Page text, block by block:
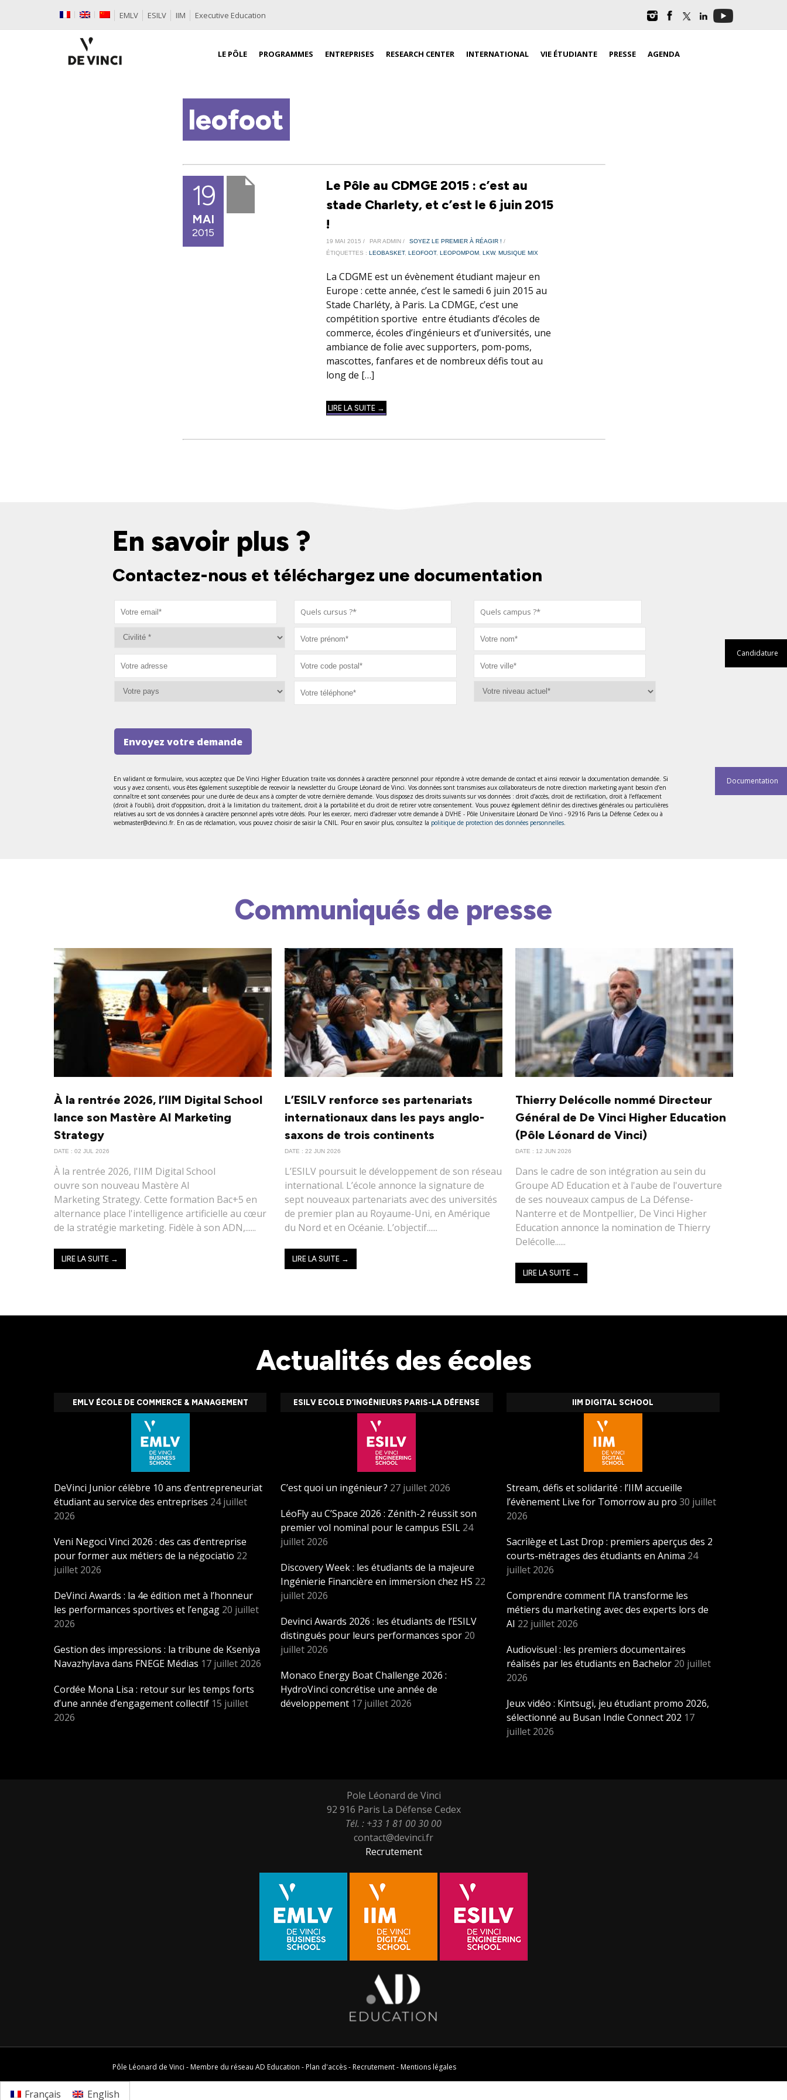
EMLV ESILV IIM Executive Education
LE PÔLE PROGRAMMES ENTREPRISES RESEARCH CENTER INTERNATIONAL VIE ÉTUDIANTE PRESSE AGENDA
leofoot
19
MAI
2015
Le Pôle au CDMGE 2015 : c’est au
stade Charlety, et c’est le 6 juin 2015
!
19 MAI 2015 / PAR ADMIN / SOYEZ LE PREMIER À RÉAGIR ! /
ÉTIQUETTES : LEOBASKET, LEOFOOT, LEOPOMPOM LKW, MUSIQUE MIX
La CDGME est un évènement étudiant majeur en
Europe : cette année, c’est le samedi 6 juin 2015 au
Stade Charléty, à Paris. La CDMGE, c’est une
compétition sportive entre étudiants d’écoles de
commerce, écoles d’ingénieurs et d’universités, une
ambiance de folie avec supporters, pom-poms,
mascottes, fanfares et de nombreux défis tout au
long de […]
LIRE LA SUITE →
Candidature
Documentation
En savoir plus ?
Contactez-nous et téléchargez une documentation
Envoyez votre demande
En validant ce formulaire, vous acceptez que De Vinci Higher Education traite vos données à caractère personnel pour répondre à votre demande de contact et ainsi recevoir la documentation demandée. Si
vous y avez consenti, vous êtes également susceptible de recevoir la newsletter du Groupe Léonard de Vinci. Vos données sont transmises aux collaborateurs de notre direction marketing ayant besoin d’en
connaître et sont conservées pour une durée de deux ans à compter de votre dernière demande. Vous disposez des droits suivants sur vos données : droit d’accès, droit de rectification, droit à l’effacement
(droit à l’oubli), droit d’opposition, droit à la limitation du traitement, droit à la portabilité et du droit de retirer votre consentement. Vous pouvez également définir des directives générales ou particulières
relatives au sort de vos données à caractère personnel après votre décès. Pour les exercer, merci d’adresser votre demande à DVHE - Pôle Universitaire Léonard De Vinci - 92916 Paris La Défense Cedex ou à
webmaster@devinci.fr. En cas de réclamation, vous pouvez choisir de saisir la CNIL. Pour en savoir plus, consultez la politique de protection des données personnelles
Communiqués de presse
À la rentrée 2026, l’IIM Digital School
lance son Mastère AI Marketing
Strategy
DATE : 02 JUL 2026
À la rentrée 2026, l'IIM Digital School
ouvre son nouveau Mastère AI
Marketing Strategy. Cette formation Bac+5 en
alternance place l'intelligence artificielle au cœur
de la stratégie marketing. Fidèle à son ADN,......
LIRE LA SUITE →
L’ESILV renforce ses partenariats
internationaux dans les pays anglo-
saxons de trois continents
DATE : 22 JUN 2026
L’ESILV poursuit le développement de son réseau
international. L’école annonce la signature de
sept nouveaux partenariats avec des universités
de premier plan au Royaume-Uni, en Amérique
du Nord et en Océanie. L’objectif......
LIRE LA SUITE →
Thierry Delécolle nommé Directeur
Général de De Vinci Higher Education
(Pôle Léonard de Vinci)
DATE : 12 JUN 2026
Dans le cadre de son intégration au sein du
Groupe AD Education et à l'aube de l'ouverture
de ses nouveaux campus de La Défense-
Nanterre et de Montpellier, De Vinci Higher
Education annonce la nomination de Thierry
Delécolle......
LIRE LA SUITE →
Actualités des écoles
EMLV ÉCOLE DE COMMERCE & MANAGEMENT
DeVinci Junior célèbre 10 ans d’entrepreneuriat
étudiant au service des entreprises 24 juillet
2026
Veni Negoci Vinci 2026 : des cas d’entreprise
pour former aux métiers de la négociatio 22
juillet 2026
DeVinci Awards : la 4e édition met à l’honneur
les performances sportives et l’engag 20 juillet
2026
Gestion des impressions : la tribune de Kseniya
Navazhylava dans FNEGE Médias 17 juillet 2026
Cordée Mona Lisa : retour sur les temps forts
d’une année d’engagement collectif 15 juillet
2026
ESILV ECOLE D’INGÉNIEURS PARIS-LA DÉFENSE
C’est quoi un ingénieur ? 27 juillet 2026
LéoFly au C’Space 2026 : Zénith-2 réussit son
premier vol nominal pour le campus ESIL 24
juillet 2026
Discovery Week : les étudiants de la majeure
Ingénierie Financière en immersion chez HS 22
juillet 2026
Devinci Awards 2026 : les étudiants de l’ESILV
distingués pour leurs performances spor 20
juillet 2026
Monaco Energy Boat Challenge 2026 :
HydroVinci concrétise une année de
développement 17 juillet 2026
IIM DIGITAL SCHOOL
Stream, défis et solidarité : l’IIM accueille
l’évènement Live for Tomorrow au pro 30 juillet
2026
Sacrilège et Last Drop : premiers aperçus des 2
courts-métrages des étudiants en Anima 24
juillet 2026
Comprendre comment l’IA transforme les
métiers du marketing avec des experts lors de
AI 22 juillet 2026
Audiovisuel : les premiers documentaires
réalisés par les étudiants en Bachelor 20 juillet
2026
Jeux vidéo : Kintsugi, jeu étudiant promo 2026,
sélectionné au Busan Indie Connect 202 17
juillet 2026
Pole Léonard de Vinci
92 916 Paris La Défense Cedex
Tél. : +33 1 81 00 30 00
contact@devinci.fr
Recrutement
Pôle Léonard de Vinci - Membre du réseau AD Education -Plan d'accès-Recrutement-Mentions légales
Français English